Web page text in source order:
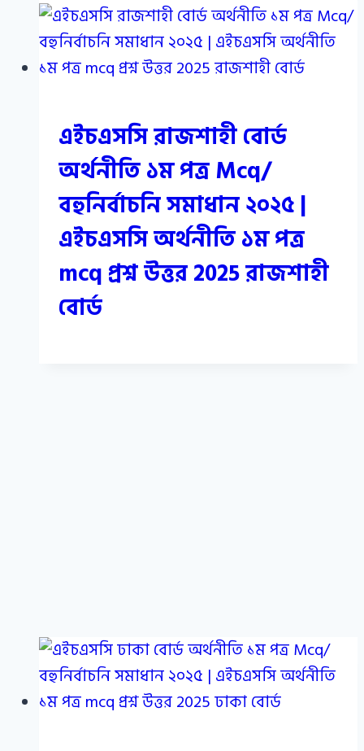
এইচএসসি রাজশাহী বোর্ড
অর্থনীতি ১ম পত্র Mcq/
বহুনির্বাচনি সমাধান ২০২৫ |
এইচএসসি অর্থনীতি ১ম পত্র
mcq প্রশ্ন উত্তর 2025 রাজশাহী
বোর্ড